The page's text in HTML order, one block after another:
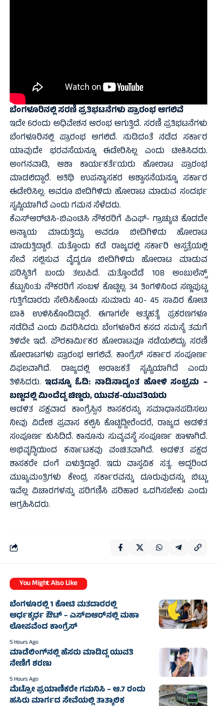
ಬೆಂಗಳೂರಿನಲ್ಲಿ ಸರಣಿ ಪ್ರತಿಭಟನೆಗಳು ಪ್ರಾರಂಭ ಆಗಲಿವೆ
ಇದೇ 6ರಂದು ಅಧಿವೇಶನ ಆರಂಭ ಆಗುತ್ತಿದೆ. ಸರಣಿ ಪ್ರತಿಭಟನೆಗಳು
ಬೆಂಗಳೂರಿನಲ್ಲಿ ಪ್ರಾರಂಭ ಆಗಲಿದೆ. ನುಡಿದಂತೆ ನಡೆದ ಸರ್ಕಾರ
ಯಾವುದೇ ಭರವಸೆಯನ್ನೂ ಈಡೇರಿಸಿಲ್ಲ ಎಂದು ಟೀಕಿಸಿದರು.
ಅಂಗನವಾಡಿ, ಆಶಾ ಕಾರ್ಯಕರ್ತೆಯರು ಹೋರಾಟ ಪ್ರಾರಂಭ
ಮಾಡಲಿದ್ದಾರೆ. ಅತಿಥಿ ಉಪನ್ಯಾಸಕರ ಆಶ್ವಾಸನೆಯನ್ನೂ ಸರ್ಕಾರ
ಈಡೇರಿಸಿಲ್ಲ. ಅವರೂ ಬೀದಿಗಿಳಿದು ಹೋರಾಟ ಮಾಡುವ ಸಂದರ್ಭ
ಸೃಷ್ಟಿಯಾಗಿದೆ ಎಂದು ಗಮನ ಸೆಳೆದರು.
ಕೆಎಸ್‍ಆರ್‌ಟಿಸಿ-ಬಿಎಂಟಿಸಿ ನೌಕರರಿಗೆ ಪಿಎಫ್- ಗ್ರಾಚ್ಯುಟಿ ಕೊಡದೇ
ಅನ್ಯಾಯ ಮಾಡುತ್ತಿದ್ದು, ಅವರೂ ಬೀದಿಗಿಳಿದು ಹೋರಾಟ
ಮಾಡುತ್ತಿದ್ದಾರೆ. ಮತ್ತೊಂದು ಕಡೆ ರಾಜ್ಯದಲ್ಲಿ ಸರ್ಕಾರಿ ಆಸ್ಪತ್ರೆಯಲ್ಲಿ
ಸೇವೆ ಸಲ್ಲಿಸುವ ವೈದ್ಯರೂ ಬೀದಿಗಿಳಿದು ಹೋರಾಟ ಮಾಡುವ
ಪರಿಸ್ಥಿತಿಗೆ ಬಂದು ತಲುಪಿದೆ. ಮತ್ತೊಂದೆಡೆ 108 ಅಂಬುಲೆನ್ಸ್
ಕೆಟ್ಟುನಿಂತು ನೌಕರರಿಗೆ ಸಂಬಳ ಕೊಟ್ಟಿಲ್ಲ. 34 ತಿಂಗಳಿನಿಂದ ಸಣ್ಣಪುಟ್ಟ
ಗುತ್ತಿಗೆದಾರರು ಸೇರಿಸಿಕೊಂಡು ಸುಮಾರು 40- 45 ಸಾವಿರ ಕೋಟಿ
ಬಾಕಿ ಉಳಿಸಿಕೊಂಡಿದ್ದಾರೆ. ಈಗಾಗಲೇ ಆತ್ಮಹತ್ಯೆ ಪ್ರಕರಣಗಳೂ
ನಡೆದಿವೆ ಎಂದು ವಿವರಿಸಿದರು. ಬೆಂಗಳೂರಿನ ಕಸದ ಸಮಸ್ಯೆ ತಮಗೆ
ತಿಳಿದೇ ಇದೆ. ಪೌರಕಾರ್ಮಿಕರ ಹೋರಾಟವೂ ನಡೆಯಲಿದ್ದು, ಸರಣಿ
ಹೋರಾಟಗಳು ಪ್ರಾರಂಭ ಆಗಲಿವೆ. ಕಾಂಗ್ರೆಸ್ ಸರ್ಕಾರ ಸಂಪೂರ್ಣ
ವಿಫಲವಾಗಿದೆ. ರಾಜ್ಯದಲ್ಲಿ ಅರಾಜಕತೆ ಸೃಷ್ಟಿಯಾಗಿದೆ ಎಂದು
ತಿಳಿಸಿದರು. ಇದನ್ನೂ ಓದಿ:ನಾಡಿನಾದ್ಯಂತ ಹೋಳಿ ಸಂಭ್ರಮ –
ಬಣ್ಣದಲ್ಲಿ ಮಿಂದೆದ್ದ ಚಿಣ್ಣರು, ಯುವಕ-ಯುವತಿಯರು
ಆಡಳಿತ ಪಕ್ಷವಾದ ಕಾಂಗ್ರೆಸ್ಸಿನ ಶಾಸಕರನ್ನು ಸಮಾಧಾನಪಡಿಸಲು
ನೀವು ವಿದೇಶ ಪ್ರವಾಸ ಕಲ್ಪಿಸಿ ಕೊಟ್ಟಿದ್ದೀರೆಂದರೆ, ರಾಜ್ಯದ ಆಡಳಿತ
ಸಂಪೂರ್ಣ ಕುಸಿದಿದೆ. ಕಾನೂನು ಸುವ್ಯವಸ್ಥೆ ಸಂಪೂರ್ಣ ಹಾಳಾಗಿದೆ.
ಅಭಿವೃದ್ಧಿಯಿಂದ ಕರ್ನಾಟಕವು ವಂಚಿತವಾಗಿದೆ. ಆಡಳಿತ ಪಕ್ಷದ
ಶಾಸಕರೇ ದಂಗೆ ಏಳುತ್ತಿದ್ದಾರೆ. ಇದು ವಾಸ್ತವಿಕ ಸತ್ಯ. ಆದ್ದರಿಂದ
ಮುಖ್ಯಮಂತ್ರಿಗಳು ಕೇಂದ್ರ ಸರ್ಕಾರವನ್ನು ದೂರುವುದನ್ನು ಬಿಟ್ಟು
ಇವೆಲ್ಲ ವಿಚಾರಗಳನ್ನು ಪರಿಗಣಿಸಿ ಪರಿಹಾರ ಒದಗಿಸಬೇಕು ಎಂದು
ಆಗ್ರಹಿಸಿದರು.
You Might Also Like
ಬೆಂಗಳೂರಲ್ಲಿ 1 ಕೋಟಿ ಮತದಾರರಲ್ಲಿ
ಅರ್ಧಕ್ಕರ್ಧ ಔಟ್ – ಎಸ್‌ಐಆರ್‌ನಲ್ಲಿ ಮಹಾ
ಲೋಪವೆಂದ ಕಾಂಗ್ರೆಸ್
5 Hours Ago
ಮಾಡೆಲಿಂಗ್‌ನಲ್ಲಿ ಹೆಸರು ಮಾಡಿದ್ದ ಯುವತಿ
ನೇಣಿಗೆ ಶರಣು
5 Hours Ago
ಮೆಟ್ರೋ ಪ್ರಯಾಣಿಕರೇ ಗಮನಿಸಿ – ಆ.7 ರಂದು
ಹಸಿರು ಮಾರ್ಗದ ಸೇವೆಯಲ್ಲಿ ತಾತ್ಕಾಲಿಕ